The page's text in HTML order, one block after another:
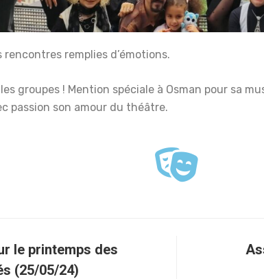
rencontres remplies d’émotions.
groupes ! Mention spéciale à Osman pour sa
passion son amour du théâtre.
le printemps des
(25/05/24)